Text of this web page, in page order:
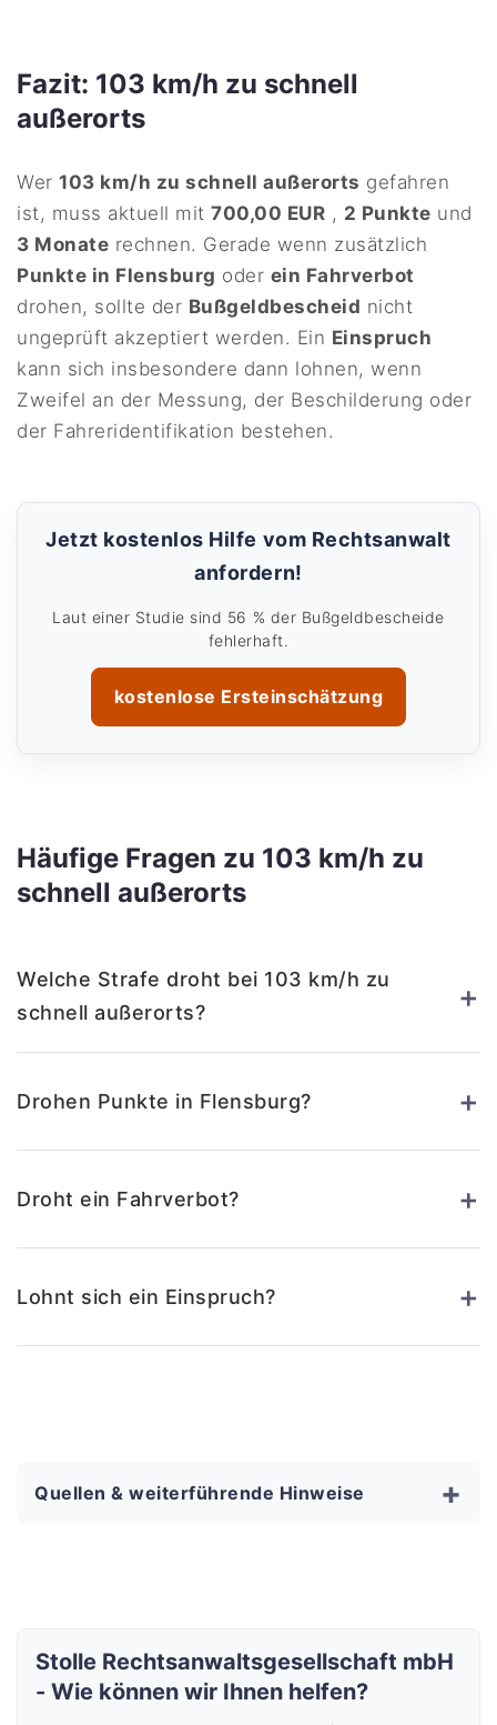
Fazit: 103 km/h zu schnell
außerorts
Wer103 km/h zu schnell außerorts gefahren
ist, muss aktuell mit700,00 EUR , 2 Punkte und
3 Monate rechnen. Gerade wenn zusätzlich
Punkte in Flensburg oder ein Fahrverbot
drohen, sollte der Bußgeldbescheid nicht
ungeprüft akzeptiert werden. Ein Einspruch
kann sich insbesondere dann lohnen, wenn
Zweifel an der Messung, der Beschilderung oder
der Fahreridentifikation bestehen.
Jetzt kostenlos Hilfe vom Rechtsanwalt
anfordern!
Laut einer Studie sind 56 % der Bußgeldbescheide
fehlerhaft.
kostenlose Ersteinschätzung
Häufige Fragen zu 103 km/h zu
schnell außerorts
Welche Strafe droht bei 103 km/h zu
schnell außerorts?
+
Drohen Punkte in Flensburg? +
Droht ein Fahrverbot? +
Lohnt sich ein Einspruch? +
Quellen & weiterführende Hinweise +
Stolle Rechtsanwaltsgesellschaft mbH
- Wie können wir Ihnen helfen?